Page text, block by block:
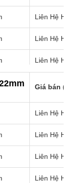
Liên Hệ
Liên Hệ
Liên Hệ
Liên Hệ
Liên Hệ
Liên Hệ
Liên Hệ
Liên Hệ
Liên Hệ
Giá bán
Liên Hệ
Liên Hệ
Liên Hệ
Liên Hệ